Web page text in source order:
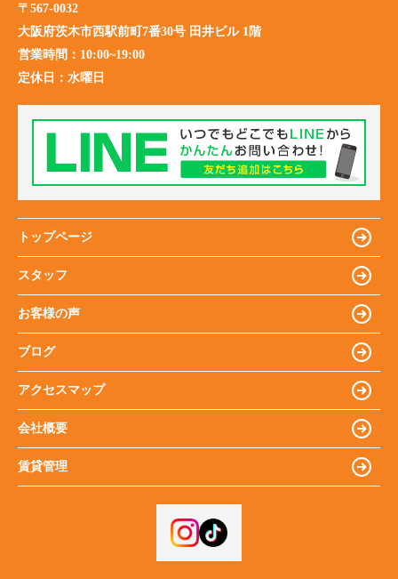
〒567-0032
大阪府茨木市西駅前町7番30号 田井ビル 1階
営業時間： 10:00~19:00
定休日： 水曜日
トップページ
スタッフ
お客様の声
ブログ
アクセスマップ
会社概要
賃貸管理